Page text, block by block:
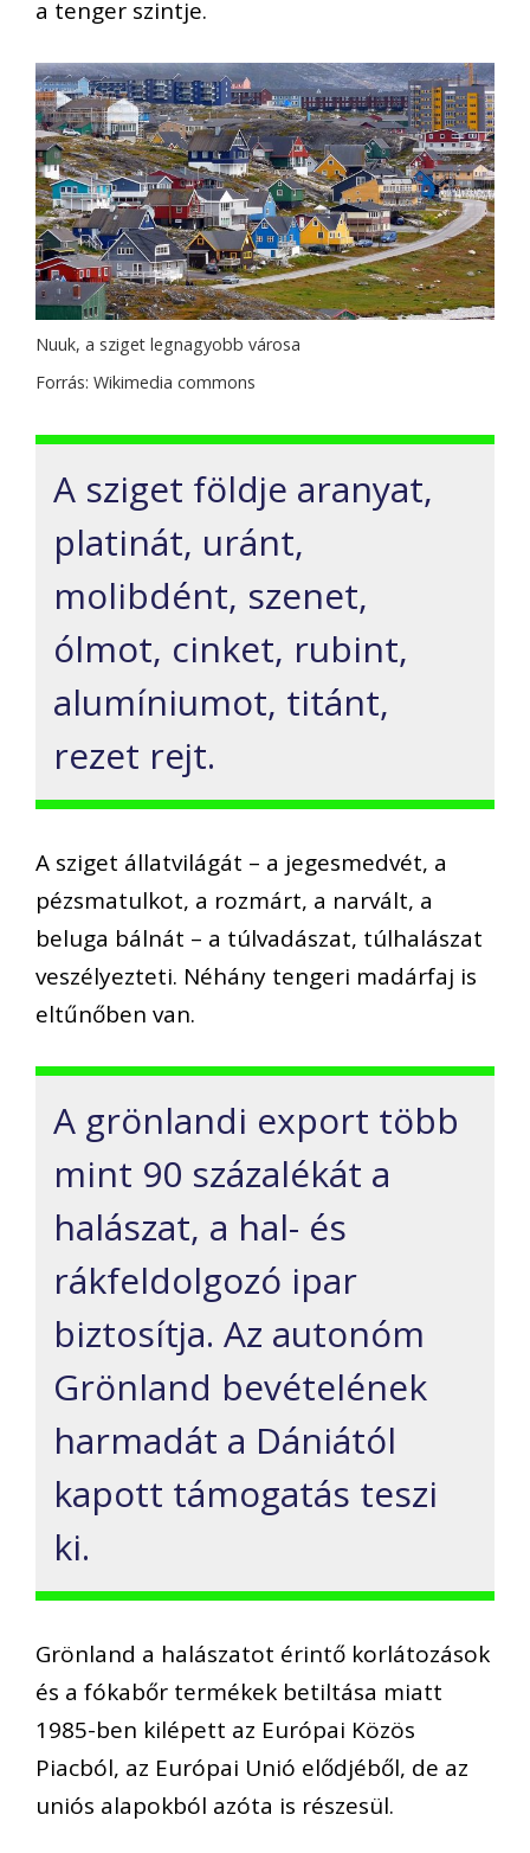
a tenger szintje.
Nuuk, a sziget legnagyobb városa
Forrás: Wikimedia commons
A sziget földje aranyat,
platinát, uránt,
molibdént, szenet,
ólmot, cinket, rubint,
alumíniumot, titánt,
rezet rejt.
A sziget állatvilágát – a jegesmedvét, a
pézsmatulkot, a rozmárt, a narvált, a
beluga bálnát – a túlvadászat, túlhalászat
veszélyezteti. Néhány tengeri madárfaj is
eltűnőben van.
A grönlandi export több
mint 90 százalékát a
halászat, a hal- és
rákfeldolgozó ipar
biztosítja. Az autonóm
Grönland bevételének
harmadát a Dániától
kapott támogatás teszi
ki.
Grönland a halászatot érintő korlátozások
és a fókabőr termékek betiltása miatt
1985-ben kilépett az Európai Közös
Piacból, az Európai Unió elődjéből, de az
uniós alapokból azóta is részesül.